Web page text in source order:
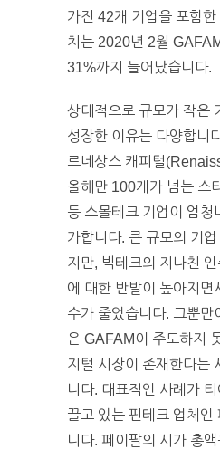
가진 42개 기업을 포함
치는 2020년 2월
31%까지 늘어났습니다.
상대적으로 규모가 작은
성장한 이유는 다양합니
르네상스 캐피털
올해만 100개가 넘는 스
등 스몰테크 기업이 엄청
가합니다. 큰 규모의 기
지만, 빅테크의 지나친
에 대한 반발이 높아지면
수가 줄었습니다. 그뿐만
은 GAFAM이 주도하지
지털 시장이 존재한다는
니다. 대표적인 사례가
끌고 있는 핀테크 업체인
니다. 페이팔의 시가 총